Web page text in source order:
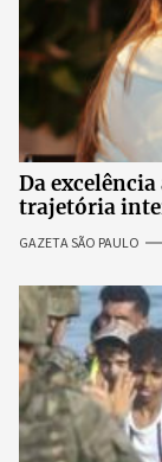
Da
trajetória
GAZETA SÃO PAULO